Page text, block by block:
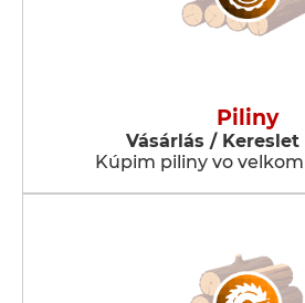
Piliny
Vásárlás / Kereslet
Kúpim piliny vo